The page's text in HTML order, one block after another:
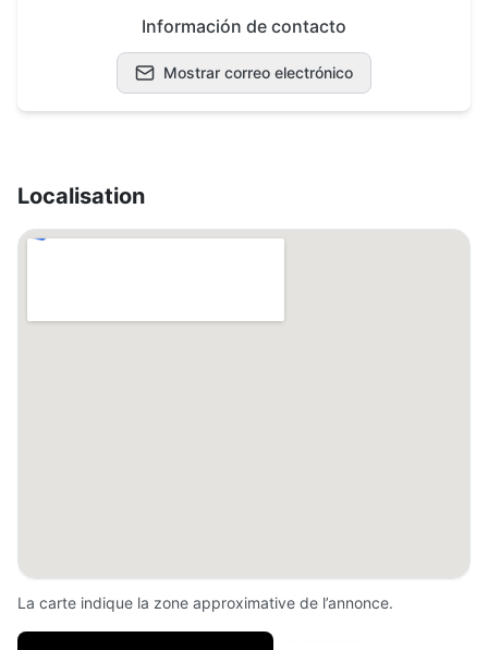
Información de contacto
Mostrar correo electrónico
Localisation
La carte indique la zone approximative de l’annonce.